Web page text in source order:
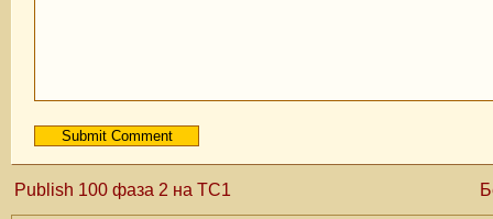
Publish 100 фаза 2 на TC1